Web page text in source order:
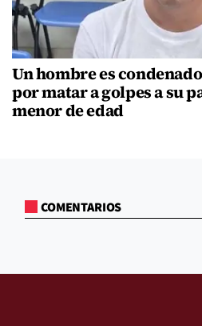
Un hombre es
por matar a golpes a su
menor de edad
COMENTARIOS